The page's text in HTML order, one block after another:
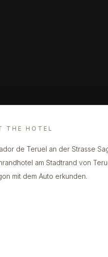
THE HOTEL
de Teruel an der Strasse
am Stadtrand von
mit dem Auto erkunden.